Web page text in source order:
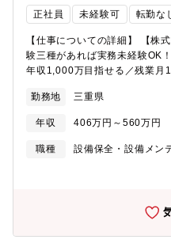
ます。当社管内に配置している
ープでは、配電設備の建設に係
配電運営グループでは、配電
しています。＜参考＞各グル
構成されており、「設計」、「
入といった環境変化への対応
給の実現を目指しています。
し、地域に根差した電力の安
す。●仕事の魅力○発電所から
門”としてお客さまと直に接し
確にお応えすることができま
安定的な電力供給を実現する
正社員 未経験可 転勤な
【仕事についての詳細】 【株
験三種があれば実務未経験OK
年収1,000万目指せる／残業月
場も完備予定。2.社長が「電
バリの技術者です。現場の苦
られる「技術者にとって理想
未経験スタートから、将来的
少なめ、年間休日122日。単身
指しませんか？工場、商業施
設備（キュービクル）の点検
的な業務】■月次点検：お客様
勤務地 三重県
年収 406万円～560万円
職種
設備保全・設備メン